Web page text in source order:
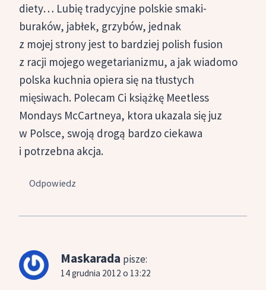
diety… Lubię tradycyjne polskie smaki-
buraków, jabłek, grzybów, jednak
z mojej strony jest to bardziej polish fusion
z racji mojego wegetarianizmu, a jak wiadomo
polska kuchnia opiera się na tłustych
mięsiwach. Polecam Ci książkę Meetless
Mondays McCartneya, ktora ukazala się juz
w Polsce, swoją drogą bardzo ciekawa
i potrzebna akcja.
Odpowiedz
Maskarada pisze:
14 grudnia 2012 o 13:22